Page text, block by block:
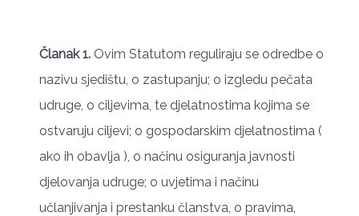
Članak 1. Ovim Statutom reguliraju se odredbe o
nazivu sjedištu, o zastupanju; o izgledu pečata
udruge, o ciljevima, te djelatnostima kojima se
ostvaruju ciljevi; o gospodarskim djelatnostima (
ako ih obavlja ), o načinu osiguranja javnosti
djelovanja udruge; o uvjetima i načinu
učlanjivanja i prestanku članstva, o pravima,